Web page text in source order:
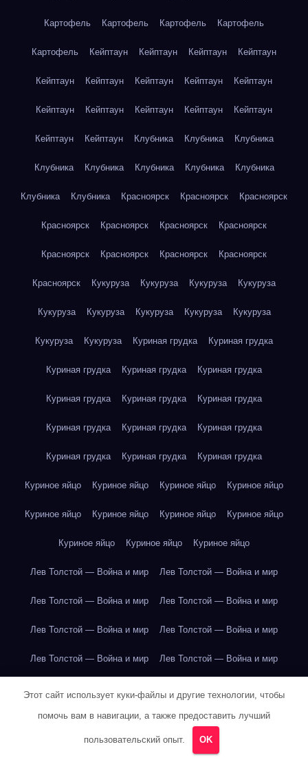
Картофель Картофель Картофель Картофель
Картофель Кейптаун Кейптаун Кейптаун Кейптаун
Кейптаун Кейптаун Кейптаун Кейптаун Кейптаун
Кейптаун Кейптаун Кейптаун Кейптаун Кейптаун
Кейптаун Кейптаун Клубника Клубника Клубника
Клубника Клубника Клубника Клубника Клубника
Клубника Клубника Красноярск Красноярск Красноярск
Красноярск Красноярск Красноярск Красноярск
Красноярск Красноярск Красноярск Красноярск
Красноярск Кукуруза Кукуруза Кукуруза Кукуруза
Кукуруза Кукуруза Кукуруза Кукуруза Кукуруза
Кукуруза Кукуруза Куриная грудка Куриная грудка
Куриная грудка Куриная грудка Куриная грудка
Куриная грудка Куриная грудка Куриная грудка
Куриная грудка Куриная грудка Куриная грудка
Куриная грудка Куриная грудка Куриная грудка
Куриное яйцо Куриное яйцо Куриное яйцо Куриное яйцо
Куриное яйцо Куриное яйцо Куриное яйцо Куриное яйцо
Куриное яйцо Куриное яйцо Куриное яйцо
Лев Толстой — Война и мир Лев Толстой — Война и мир
Лев Толстой — Война и мир Лев Толстой — Война и мир
Лев Толстой — Война и мир Лев Толстой — Война и мир
Лев Толстой — Война и мир Лев Толстой — Война и мир
Лев Толстой — Война и мир Лев Толстой — Война и мир
Лев Толстой — Война и мир Лев Толстой — Война и мир
Этот сайт использует куки-файлы и другие технологии, чтобы
помочь вам в навигации, а также предоставить лучший
пользовательский опыт. OK